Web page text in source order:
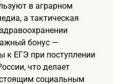
в аграрном
а тактическая
бонус —
к ЕГЭ при поступлении
что делает
социальным